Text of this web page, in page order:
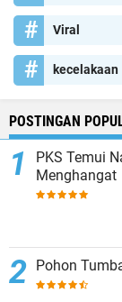
Viral
kecelakaan
POSTINGAN
PKS Temui
Menghangat
Pohon